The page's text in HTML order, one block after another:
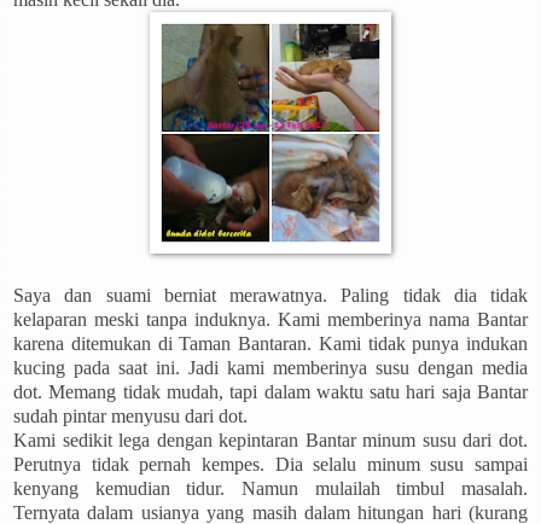
Saya dan suami berniat merawatnya. Paling tidak dia tidak
kelaparan meski tanpa induknya. Kami memberinya nama Bantar
karena ditemukan di Taman Bantaran. Kami tidak punya indukan
kucing pada saat ini. Jadi kami memberinya susu dengan media
dot. Memang tidak mudah, tapi dalam waktu satu hari saja Bantar
sudah pintar menyusu dari dot.
Kami sedikit lega dengan kepintaran Bantar minum susu dari dot.
Perutnya tidak pernah kempes. Dia selalu minum susu sampai
kenyang kemudian tidur. Namun mulailah timbul masalah.
Ternyata dalam usianya yang masih dalam hitungan hari (kurang